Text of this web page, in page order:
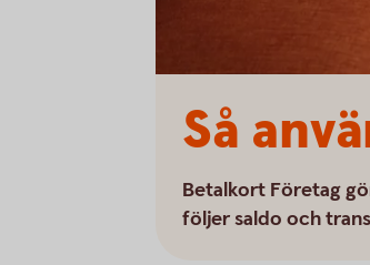
Så
Betalkort Företag
följer saldo och